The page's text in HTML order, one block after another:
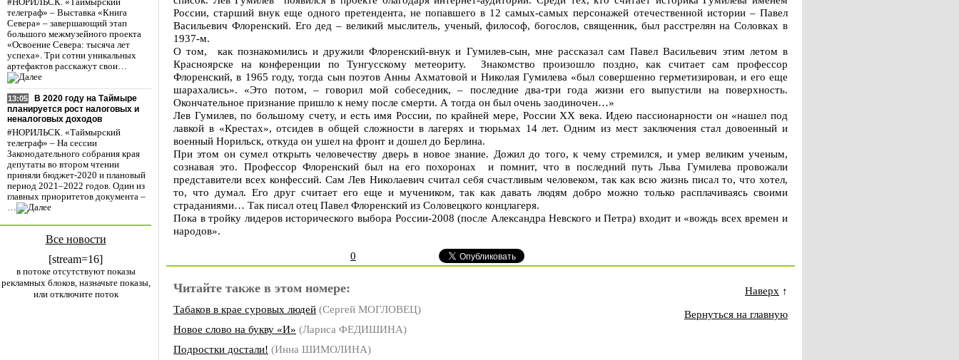
#НОРИЛЬСК. «Таймырский
телеграф» – Выставка «Книга
Севера» – завершающий этап
большого межмузейного проекта
«Освоение Севера: тысяча лет
успеха». Три сотни уникальных
артефактов расскажут свои…
13:05
В 2020 году на Таймыре
планируется рост налоговых и
неналоговых доходов
#НОРИЛЬСК. «Таймырский
телеграф» – На сессии
Законодательного собрания края
депутаты во втором чтении
приняли бюджет-2020 и плановый
период 2021–2022 годов. Один из
главных приоритетов документа –
…
Все новости
[stream=16]
в потоке отсутствуют показы
рекламных блоков, назначьте показы,
или отключите поток
России, старший внук еще одного претендента, не попавшего в 12 самых-самых персонажей отечественной истории – Павел
Васильевич Флоренский. Его дед – великий мыслитель, ученый, философ, богослов, священник, был расстрелян на Соловках в
1937-м.
О том, как познакомились и дружили Флоренский-внук и Гумилев-сын, мне рассказал сам Павел Васильевич этим летом в
Красноярске на конференции по Тунгусскому метеориту. Знакомство произошло поздно, как считает сам профессор
Флоренский, в 1965 году, тогда сын поэтов Анны Ахматовой и Николая Гумилева «был совершенно герметизирован, и его еще
шарахались». «Это потом, – говорил мой собеседник, – последние два-три года жизни его выпустили на поверхность.
Окончательное признание пришло к нему после смерти. А тогда он был очень заодиночен…»
Лев Гумилев, по большому счету, и есть имя России, по крайней мере, России ХХ века. Идею пассионарности он «нашел под
лавкой в «Крестах», отсидев в общей сложности в лагерях и тюрьмах 14 лет. Одним из мест заключения стал довоенный и
военный Норильск, откуда он ушел на фронт и дошел до Берлина.
При этом он сумел открыть человечеству дверь в новое знание. Дожил до того, к чему стремился, и умер великим ученым,
сознавая это. Профессор Флоренский был на его похоронах и помнит, что в последний путь Льва Гумилева провожали
представители всех конфессий. Сам Лев Николаевич считал себя счастливым человеком, так как всю жизнь писал то, что хотел,
то, что думал. Его друг считает его еще и мучеником, так как давать людям добро можно только расплачиваясь своими
страданиями… Так писал отец Павел Флоренский из Соловецкого концлагеря.
Пока в тройку лидеров исторического выбора России-2008 (после Александра Невского и Петра) входит и «вождь всех времен и
народов».
0
Читайте также в этом номере:
Табаков в крае суровых людей (Сергей МОГЛОВЕЦ)
Новое слово на букву «И» (Лариса ФЕДИШИНА)
Подростки достали! (Инна ШИМОЛИНА)
Наверх ↑
Вернуться на главную